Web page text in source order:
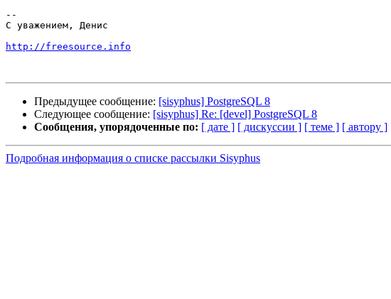
--
С уважением, Денис
http://freesource.info
Предыдущее сообщение: [sisyphus] PostgreSQL 8
Следующее сообщение: [sisyphus] Re: [devel] PostgreSQL 8
Сообщения, упорядоченные по: [ дате ] [ дискуссии ] [ теме ] [ автору ]
Подробная информация о списке рассылки Sisyphus